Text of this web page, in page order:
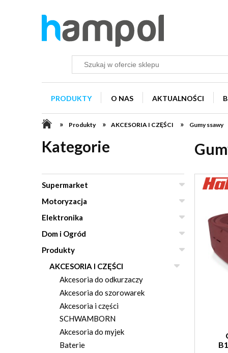
PRODUKTY O NAS AKTUALNOŚCI
» Produkty » AKCESORIA I CZĘŚCI » Gumy ssawy
Kategorie
Supermarket
Motoryzacja
Elektronika
Dom i Ogród
Produkty
AKCESORIA I CZĘŚCI
Akcesoria do odkurzaczy
Akcesoria do szorowarek
Akcesoria i części
SCHWAMBORN
Akcesoria do myjek
Baterie